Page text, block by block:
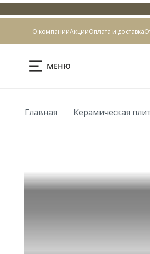
О компанииАкцииОплата и доставка
МЕНЮ
Главная Керамическая